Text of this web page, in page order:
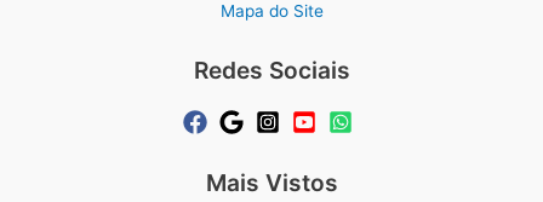
Mapa do Site
Redes Sociais
Mais Vistos